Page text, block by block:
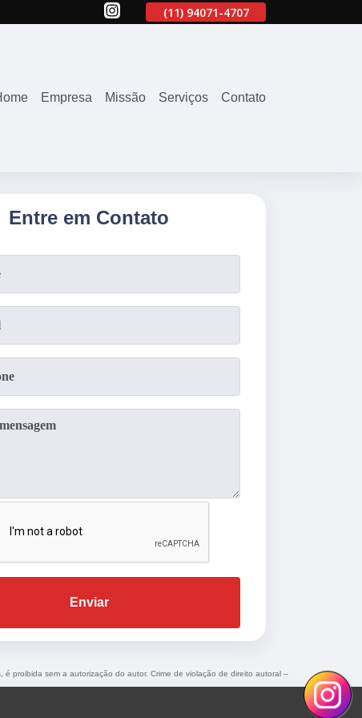
2645-2863 (11) 94071-4707
Empresa Missão Serviços Contato
Entre em Contato
Enviar
proibida sem a autorização do autor. Crime de violação de direito autoral –